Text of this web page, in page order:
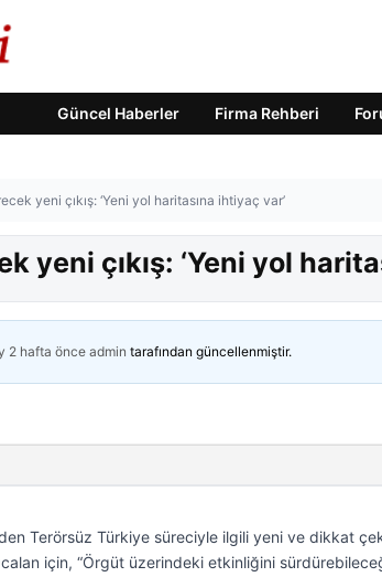
Güncel Haberler Firma Rehberi
yeni çıkış: ‘Yeni yol haritasına ihtiyaç var’
yeni çıkış: ‘Yeni yol
2 hafta önceadmin tarafından güncellenmiştir.
Terörsüz Türkiye süreciyle ilgili yeni ve dikkat
için, “Örgüt üzerindeki etkinliğini